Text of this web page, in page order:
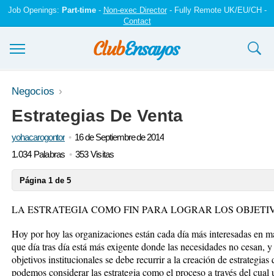
Job Openings: Part-time- Non-exec Director- Fully Remote UK/EU/CH -
Contact
Ensayos y trabajos
Registrarse
Iniciar sesión
Negocios
Estrategias De Venta
yohacarogontor
16 de Septiembre de 2014
1.034 Palabras
353 Visitas
Página 1 de 5
LA ESTRATEGIA COMO FIN PARA LOGRAR LOS
Hoy por hoy las organizaciones están cada día más interesadas en
que día tras día está más exigente donde las necesidades no cesan,
objetivos institucionales se debe recurrir a la creación de
podemos considerar las estrategia como el proceso a través del